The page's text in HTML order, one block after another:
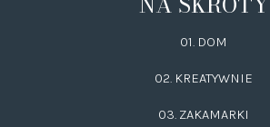
01. DOM
02. KREATYWNIE
03. ZAKAMARKI